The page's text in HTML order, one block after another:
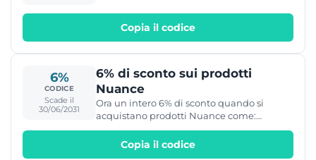
Copia il codice
6%
CODICE
Scade il
30/06/2031
6% di sconto sui prodotti
Nuance
Ora un intero 6% di sconto quando si
acquistano prodotti Nuance come:
Nuance Dragon Professional Individual,
Nuance OmniPage, Nuance PaperPort....
prendilo!
Copia il codice